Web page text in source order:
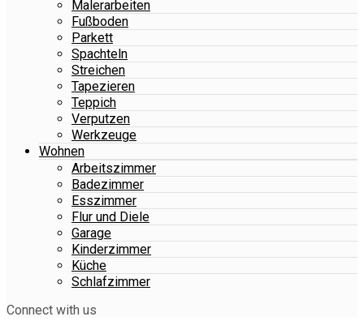
Malerarbeiten
Fußboden
Parkett
Spachteln
Streichen
Tapezieren
Teppich
Verputzen
Werkzeuge
Wohnen
Arbeitszimmer
Badezimmer
Esszimmer
Flur und Diele
Garage
Kinderzimmer
Küche
Schlafzimmer
Connect with us